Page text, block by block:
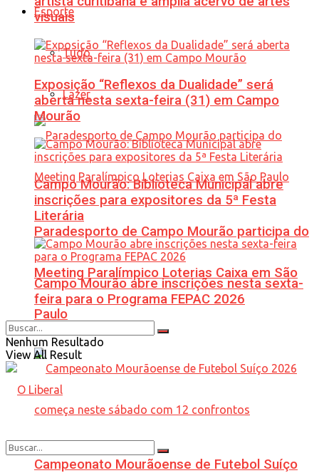
Esporte
Tudo
Lazer
Paradesporto de Campo Mourão participa do
Meeting Paralímpico Loterias Caixa em São
Paulo
Campeonato Mourãoense de Futebol Suíço
visuais
Exposição “Reflexos da Dualidade” será
aberta nesta sexta-feira (31) em Campo
Mourão
Campo Mourão: Biblioteca Municipal abre
inscrições para expositores da 5ª Festa
Literária
Campo Mourão abre inscrições nesta sexta-
feira para o Programa FEPAC 2026
Nenhum Resultado
View All Result